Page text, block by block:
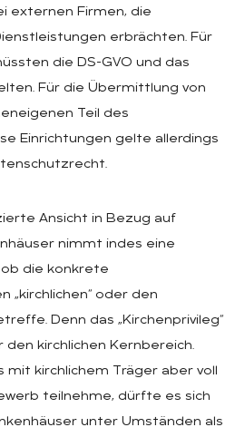
externen Firmen, die
erbrächten. Für
die DS-GVO und das
Für die Übermittlung von
Teil des
Einrichtungen gelte allerdings
Ansicht in Bezug auf
nimmt indes eine
ob die konkrete
„kirchlichen“ oder den
Denn das „Kirchenprivileg“
kirchlichen Kernbereich.
mit kirchlichem Träger aber voll
teilnehme, dürfte es sich
unter Umständen als